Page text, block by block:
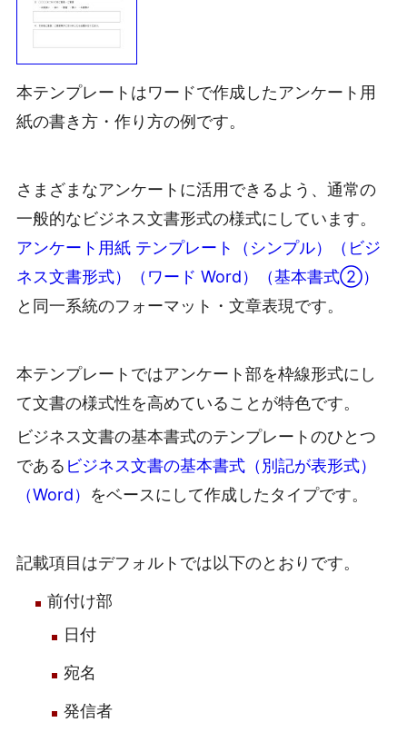
本テンプレートはワードで作成したアンケート用
紙の書き方・作り方の例です。
さまざまなアンケートに活用できるよう、通常の
一般的なビジネス文書形式の様式にしています。
アンケート用紙 テンプレート（シンプル）（ビジ
ネス文書形式）（ワード Word）（基本書式②）
と同一系統のフォーマット・文章表現です。
本テンプレートではアンケート部を枠線形式にし
て文書の様式性を高めていることが特色です。
ビジネス文書の基本書式のテンプレートのひとつ
である ビジネス文書の基本書式（別記が表形式）
（Word） をベースにして作成したタイプです。
記載項目はデフォルトでは以下のとおりです。
前付け部
日付
宛名
発信者